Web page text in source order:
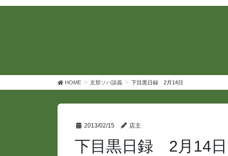
キ
に
HOME 支那ソバ談義 下目黒日録 2月14日
2013/02/15 店主
下目黒日録 2月14日